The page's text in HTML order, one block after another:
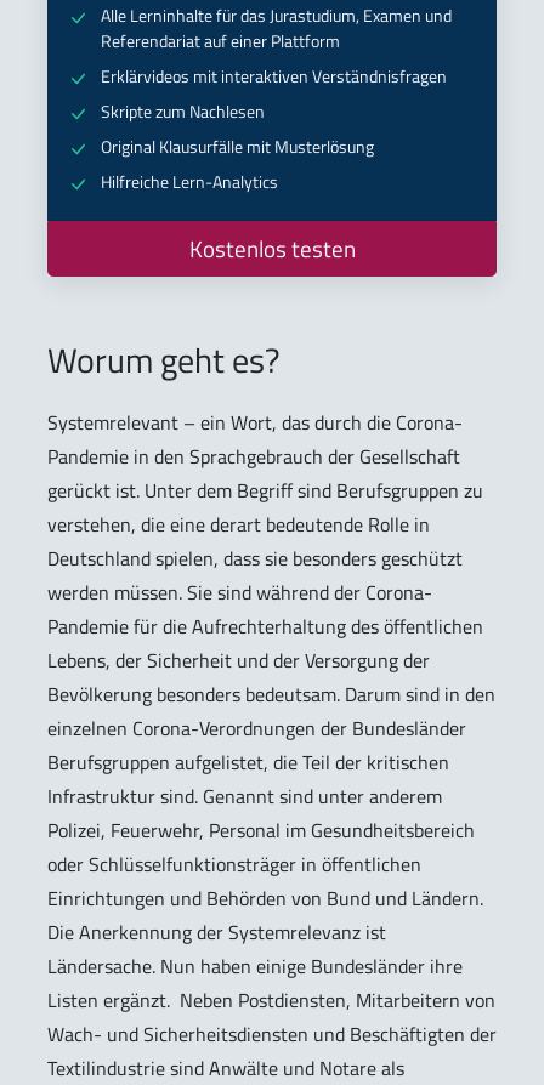
Alle Lerninhalte für das Jurastudium, Examen und
Referendariat auf einer Plattform
Erklärvideos mit interaktiven Verständnisfragen
Skripte zum Nachlesen
Original Klausurfälle mit Musterlösung
Hilfreiche Lern-Analytics
Kostenlos testen
Worum geht es?
Systemrelevant – ein Wort, das durch die Corona-
Pandemie in den Sprachgebrauch der Gesellschaft
gerückt ist. Unter dem Begriff sind Berufsgruppen zu
verstehen, die eine derart bedeutende Rolle in
Deutschland spielen, dass sie besonders geschützt
werden müssen. Sie sind während der Corona-
Pandemie für die Aufrechterhaltung des öffentlichen
Lebens, der Sicherheit und der Versorgung der
Bevölkerung besonders bedeutsam. Darum sind in den
einzelnen Corona-Verordnungen der Bundesländer
Berufsgruppen aufgelistet, die Teil der kritischen
Infrastruktur sind. Genannt sind unter anderem
Polizei, Feuerwehr, Personal im Gesundheitsbereich
oder Schlüsselfunktionsträger in öffentlichen
Einrichtungen und Behörden von Bund und Ländern.
Die Anerkennung der Systemrelevanz ist
Ländersache. Nun haben einige Bundesländer ihre
Listen ergänzt. Neben Postdiensten, Mitarbeitern von
Wach- und Sicherheitsdiensten und Beschäftigten der
Textilindustrie sind Anwälte und Notare als